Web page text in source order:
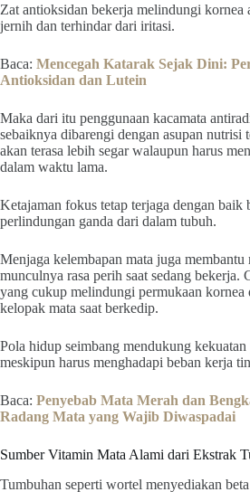
Zat antioksidan bekerja melindungi kornea
jernih dan terhindar dari iritasi.
Baca: Mencegah Katarak Sejak Dini:
Antioksidan dan Lutein
Maka dari itu penggunaan kacamata
sebaiknya dibarengi dengan asupan nutrisi
akan terasa lebih segar walaupun harus
dalam waktu lama.
Ketajaman fokus tetap terjaga dengan baik
perlindungan ganda dari dalam tubuh.
Menjaga kelembapan mata juga membantu
munculnya rasa perih saat sedang bekerja.
yang cukup melindungi permukaan kornea
kelopak mata saat berkedip.
Pola hidup seimbang mendukung kekuatan
meskipun harus menghadapi beban kerja
Baca: Penyebab Mata Merah dan
Radang Mata yang Wajib Diwaspadai
Sumber Vitamin Mata Alami dari Ekstrak
Tumbuhan seperti wortel menyediakan